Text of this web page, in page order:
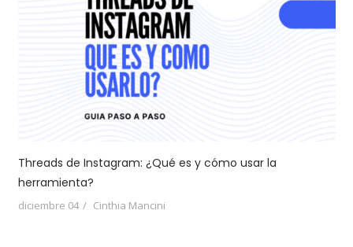
Threads de Instagram: ¿Qué es y cómo usar la
herramienta?
diciembre 04 Cinthia Mancini